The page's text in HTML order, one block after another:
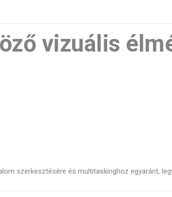
vizuális
szerkesztésére és multitaskinghoz egyaránt,